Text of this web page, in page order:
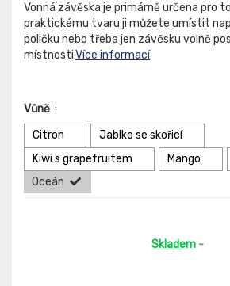
Vonná závěska je primárně určena pro
praktickému tvaru ji můžete umístit
poličku nebo třeba jen závěsku volně
místnosti.Více informací
Vůně :
Citron
Jablko se skořicí
Kiwi s grapefruitem
Mango
Oceán
Skladem -